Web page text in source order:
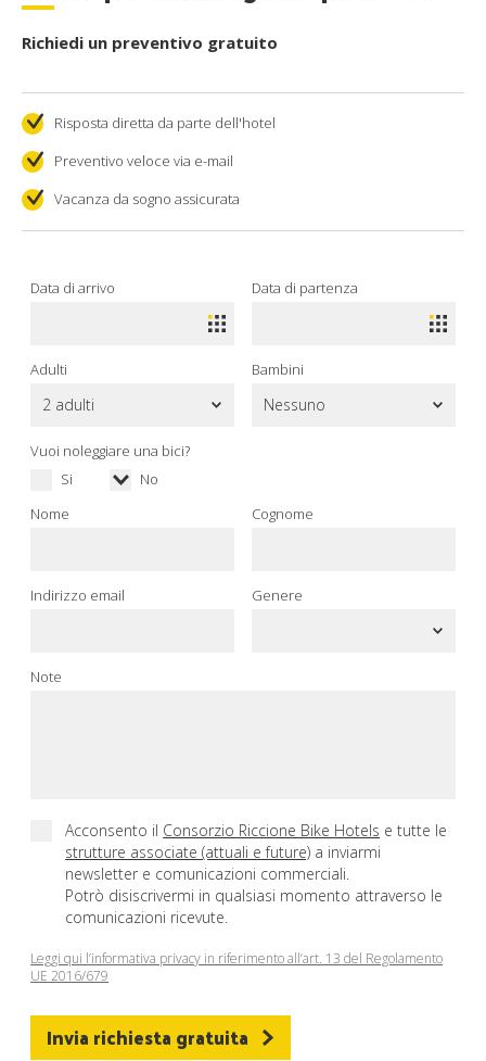
Richiedi un preventivo gratuito
Risposta diretta da parte dell'hotel
Preventivo veloce via e-mail
Vacanza da sogno assicurata
Data di arrivo Data di partenza
Adulti Bambini
Vuoi noleggiare una bici?
Si
No
Nome
Cognome
Indirizzo email Genere
Note
Acconsento il Consorzio Riccione Bike Hotels e tutte le
strutture associate (attuali e future) a inviarmi
newsletter e comunicazioni commerciali.
Potrò disiscrivermi in qualsiasi momento attraverso le
comunicazioni ricevute.
Leggi qui l’informativa privacy in riferimento all’art. 13 del Regolamento
UE 2016/679
Invia richiesta gratuita